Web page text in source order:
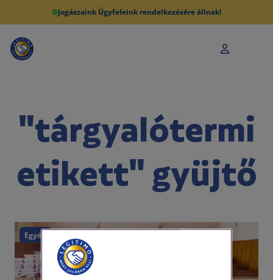
Jogászaink Ügyfeleink rendelkezésére állnak!
"tárgyalótermi
etikett" gyüjtő
Egyéb